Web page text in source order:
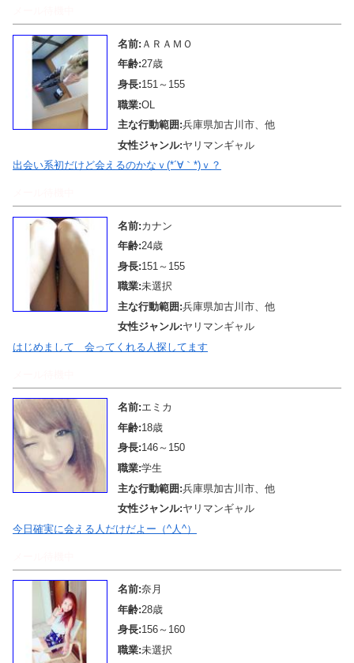
名前: ＡＲＡＭＯ
年齢:27歳
身長:151～155
職業:OL
主な行動範囲:兵庫県加古川市、他
女性ジャンル:ヤリマンギャル
出会い系初だけど会えるのかなｖ(*´∀｀*)ｖ？
名前:カナン
年齢:24歳
身長:151～155
職業:未選択
主な行動範囲:兵庫県加古川市、他
女性ジャンル:ヤリマンギャル
はじめまして 会ってくれる人探してます
名前:エミカ
年齢:18歳
身長:146～150
職業:学生
主な行動範囲:兵庫県加古川市、他
女性ジャンル:ヤリマンギャル
今日確実に会える人だけだよー（^人^）
名前:奈月
年齢:28歳
身長:156～160
職業:未選択